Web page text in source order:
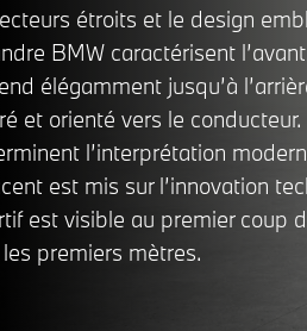
étroits et le design
BMW caractérisent
élégamment jusqu’à
et orienté vers le
l’interprétation
est mis sur l’innovation
est visible au premier coup
premiers mètres.